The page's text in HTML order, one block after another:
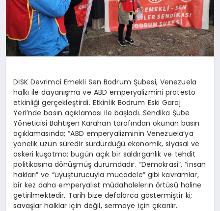
MUĞLA
☰
DİSK Devrimci Emekli Sen Bodrum Şubesi, Venezuela
halkı ile dayanışma ve ABD emperyalizmini protesto
etkinliği gerçekleştirdi. Etkinlik Bodrum Eski Garaj
Yeri’nde basın açıklaması ile başladı. Sendika Şube
Yöneticisi Bahtışen Karahan tarafından okunan basın
açıklamasında; “ABD emperyalizminin Venezuela’ya
yönelik uzun süredir sürdürdüğü ekonomik, siyasal ve
askeri kuşatma; bugün açık bir saldırganlık ve tehdit
politikasına dönüşmüş durumdadır. “Demokrasi”, “insan
hakları” ve “uyuşturucuyla mücadele” gibi kavramlar,
bir kez daha emperyalist müdahalelerin örtüsü haline
getirilmektedir. Tarih bize defalarca göstermiştir ki;
savaşlar halklar için değil, sermaye için çıkarılır.